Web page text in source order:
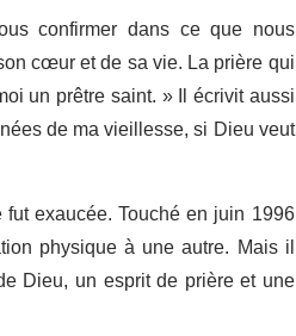
confirmer dans ce que nous
cœur et de sa vie. La prière qui
un prêtre saint. » Il écrivit aussi
de ma vieillesse, si Dieu veut
exaucée. Touché en juin 1996
physique à une autre. Mais il
Dieu, un esprit de prière et une